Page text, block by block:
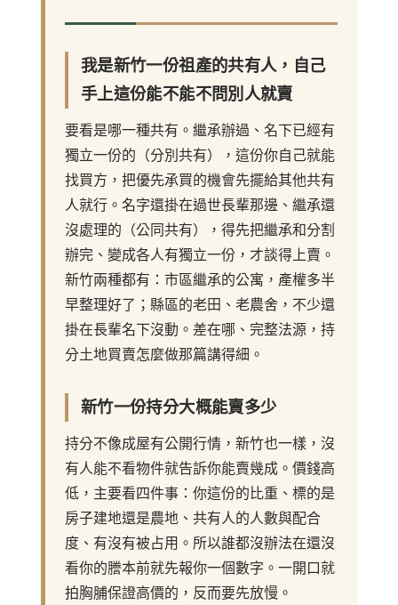
我是新竹一份祖產的共有人，自己
手上這份能不能不問別人就賣
要看是哪一種共有。繼承辦過、名下已經有
獨立一份的（分別共有），這份你自己就能
找買方，把優先承買的機會先擺給其他共有
人就行。名字還掛在過世長輩那邊、繼承還
沒處理的（公同共有），得先把繼承和分割
辦完、變成各人有獨立一份，才談得上賣。
新竹兩種都有：市區繼承的公寓，產權多半
早整理好了；縣區的老田、老農舍，不少還
掛在長輩名下沒動。差在哪、完整法源， 持
分土地買賣怎麼做那篇講得細。
新竹一份持分大概能賣多少
持分不像成屋有公開行情，新竹也一樣，沒
有人能不看物件就告訴你能賣幾成。價錢高
低，主要看四件事：你這份的比重、標的是
房子建地還是農地、共有人的人數與配合
度、有沒有被占用。所以誰都沒辦法在還沒
看你的謄本前就先報你一個數字。一開口就
拍胸脯保證高價的，反而要先放慢。